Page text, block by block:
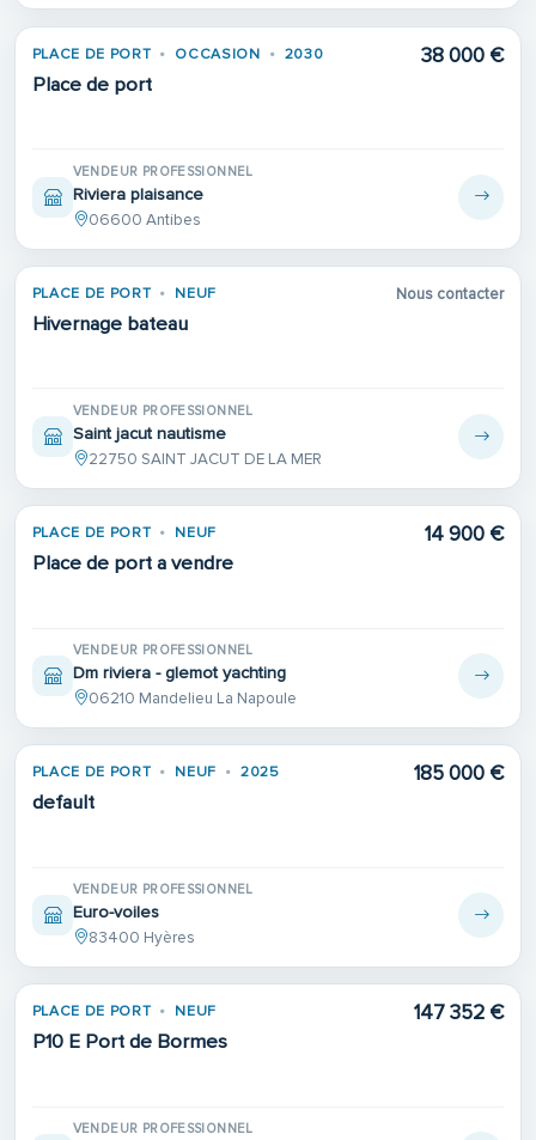
PLACE DE PORT OCCASION 2030
Place de port
38 000 €
VENDEUR PROFESSIONNEL
Riviera plaisance
06600 Antibes
PLACE DE PORT NEUF
Hivernage bateau
Nous contacter
VENDEUR PROFESSIONNEL
Saint jacut nautisme
22750 SAINT JACUT DE LA MER
PLACE DE PORT NEUF
Place de port a vendre
14 900 €
VENDEUR PROFESSIONNEL
Dm riviera - glemot yachting
06210 Mandelieu La Napoule
PLACE DE PORT NEUF 2025
default
185 000 €
VENDEUR PROFESSIONNEL
Euro-voiles
83400 Hyères
PLACE DE PORT NEUF
P10 E Port de Bormes
147 352 €
VENDEUR PROFESSIONNEL